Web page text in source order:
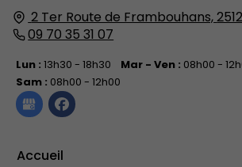
2 Ter Route de Frambouhans,
09 70 35 31 07
Lun :13h30 - 18h30 Mar - Ven : 08h00 -
Sam : 08h00 - 12h00
Accueil